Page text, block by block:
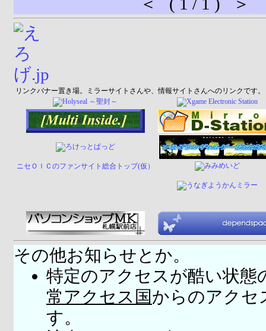
リンクバナー置き場。ミラーサイトさんや、情報サイトさんへのリンクです。
ニセＯＩＣのファンサイト総合トップ(仮）
その他お知らせとか。
特定のアクセスが酷い状態
常アクセス国からのアクセ
す。